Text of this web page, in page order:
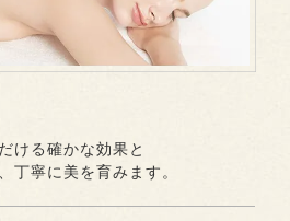
ける確かな効果と
丁寧に美を育みます。